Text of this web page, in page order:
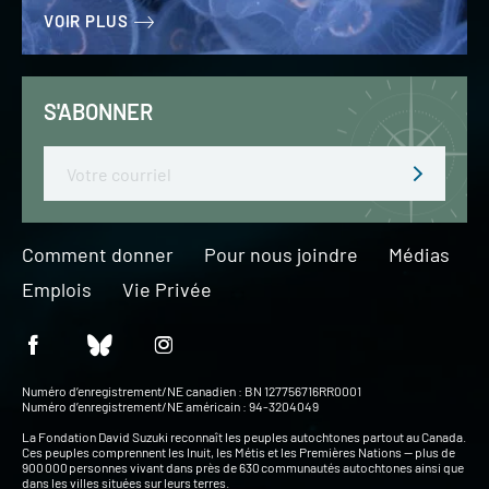
VOIR PLUS
S'ABONNER
Comment donner Pour nous joindre
Médias
Emplois
Vie Privée
Numéro d’enregistrement/NE canadien : BN 127756716RR0001
Numéro d’enregistrement/NE américain : 94-3204049
La Fondation David Suzuki reconnaît les peuples autochtones partout au Canada.
Ces peuples comprennent les Inuit, les Métis et les Premières Nations — plus de
900 000 personnes vivant dans près de 630 communautés autochtones ainsi que
dans les villes situées sur leurs terres.